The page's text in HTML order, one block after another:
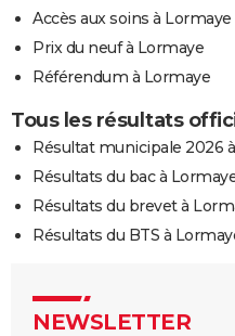
Accès aux soins à Lormaye
Prix du neuf à Lormaye
Référendum à Lormaye
Tous les résultats
Résultat municipale 2026
Résultats du bac à
Résultats du brevet à
Résultats du BTS à
NEWSLETTER